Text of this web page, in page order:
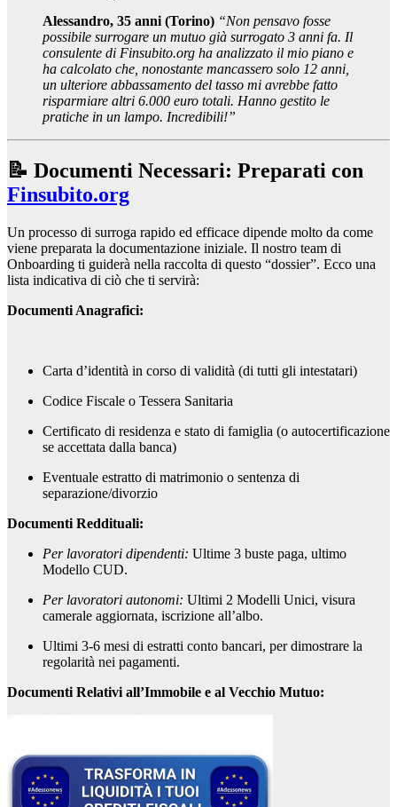
Alessandro, 35 anni (Torino) “Non pensavo fosse
possibile surrogare un mutuo già surrogato 3 anni fa. Il
consulente di Finsubito.org ha analizzato il mio piano e
ha calcolato che, nonostante mancassero solo 12 anni,
un ulteriore abbassamento del tasso mi avrebbe fatto
risparmiare altri 6.000 euro totali. Hanno gestito le
pratiche in un lampo. Incredibili!”
📝 Documenti Necessari: Preparati con
Finsubito.org
Un processo di surroga rapido ed efficace dipende molto da come
viene preparata la documentazione iniziale. Il nostro team di
Onboarding ti guiderà nella raccolta di questo “dossier”. Ecco una
lista indicativa di ciò che ti servirà:
Documenti Anagrafici:
Carta d’identità in corso di validità (di tutti gli intestatari)
Codice Fiscale o Tessera Sanitaria
Certificato di residenza e stato di famiglia (o autocertificazione
se accettata dalla banca)
Eventuale estratto di matrimonio o sentenza di
separazione/divorzio
Documenti Reddituali:
Per lavoratori dipendenti: Ultime 3 buste paga, ultimo
Modello CUD.
Per lavoratori autonomi: Ultimi 2 Modelli Unici, visura
camerale aggiornata, iscrizione all’albo.
Ultimi 3-6 mesi di estratti conto bancari, per dimostrare la
regolarità nei pagamenti.
Documenti Relativi all’Immobile e al Vecchio Mutuo: